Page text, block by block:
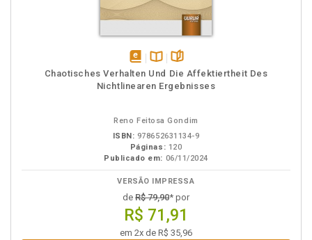
disponível
em
Disponível
na
páginas
Chaotisches Verhalten Und Die Affektiertheit Des
Nichtlinearen Ergebnisses
Reno Feitosa Gondim
ISBN: 978652631134-9
Páginas: 120
Publicado em: 06/11/2024
VERSÃO IMPRESSA
de R$ 79,90* por
R$ 71,91
em 2x de R$ 35,96